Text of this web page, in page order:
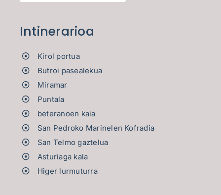
Intinerarioa
Kirol portua
Butroi pasealekua
Miramar
Puntala
beteranoen kaia
San Pedroko Marinelen Kofradia
San Telmo gaztelua
Asturiaga kala
Higer lurmuturra